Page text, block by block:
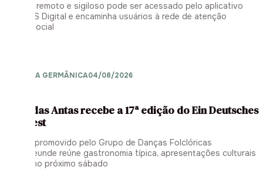
Serviço remoto e sigiloso pode ser acessado pelo aplicativo
Meu SUS Digital e encaminha usuários à rede de atenção
psicossocial
CULTURA GERMÂNICA04/08/2026
Poço das Antas recebe a 17ª edição do Ein Deutsches
Tanzfest
Evento promovido pelo Grupo de Danças Folclóricas
Musikfreunde reúne gastronomia típica, apresentações culturais
e baile no próximo sábado